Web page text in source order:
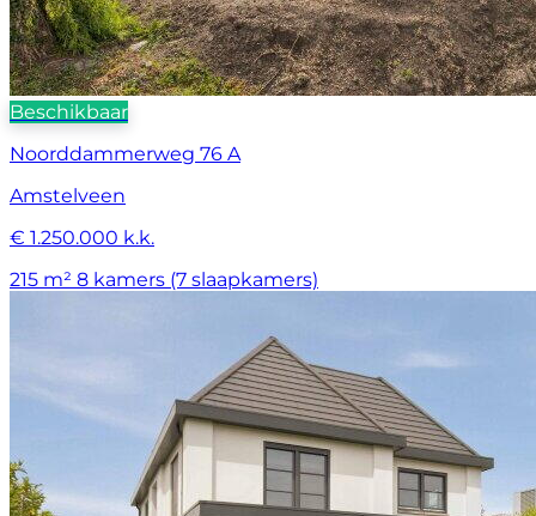
Beschikbaar
Noorddammerweg 76 A
Amstelveen
€ 1.250.000 k.k.
215 m² 8 kamers (7 slaapkamers)